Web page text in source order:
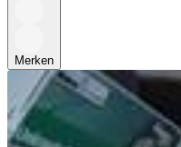
Merken